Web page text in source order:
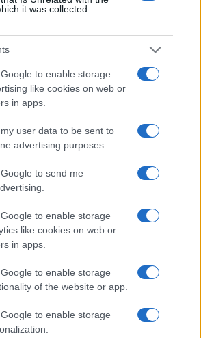
it was collected.
to enable storage
like cookies on web or
in apps.
user data to be sent to
advertising purposes.
to send me
to enable storage
like cookies on web or
in apps.
to enable storage
of the website or app.
to enable storage
Agostina Diturco
cari
cari